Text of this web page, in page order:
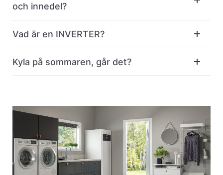
och innedel?
Vad är en INVERTER?
Kyla på sommaren, går det?